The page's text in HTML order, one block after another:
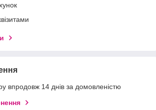
впродовж 14 днів за домовленістю